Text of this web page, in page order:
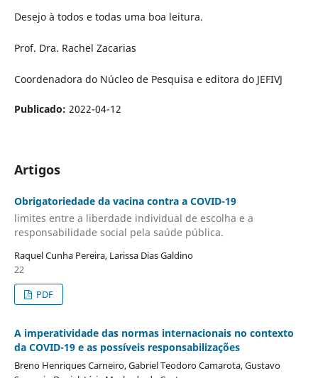
Desejo à todos e todas uma boa leitura.
Prof. Dra. Rachel Zacarias
Coordenadora do Núcleo de Pesquisa e editora do JEFIVJ
Publicado: 2022-04-12
Artigos
Obrigatoriedade da vacina contra a COVID-19
limites entre a liberdade individual de escolha e a
responsabilidade social pela saúde pública.
Raquel Cunha Pereira, Larissa Dias Galdino
22
PDF
A imperatividade das normas internacionais no contexto
da COVID-19 e as possíveis responsabilizações
Breno Henriques Carneiro, Gabriel Teodoro Camarota, Gustavo